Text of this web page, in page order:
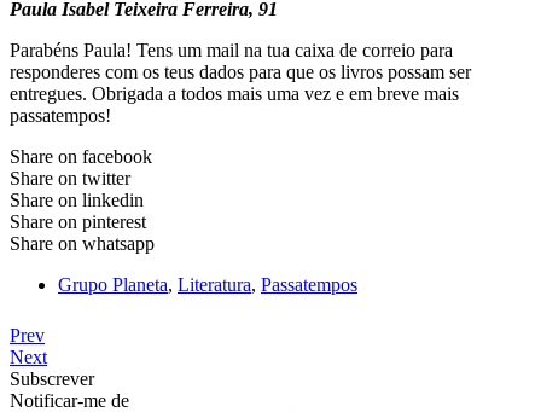
Paula Isabel Teixeira Ferreira, 91
Parabéns Paula! Tens um mail na tua caixa de correio para
responderes com os teus dados para que os livros possam ser
entregues. Obrigada a todos mais uma vez e em breve mais
passatempos!
Share on facebook
Share on twitter
Share on linkedin
Share on pinterest
Share on whatsapp
Grupo Planeta, Literatura, Passatempos
Prev
Next
Subscrever
Notificar-me de